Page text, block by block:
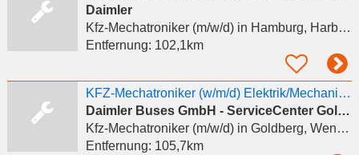
Daimler
Kfz-Mechatroniker (m/w/d)in Hamburg, Harburg
Entfernung: 102,1km
KFZ-Mechatroniker (w/m/d) Elektrik/Mechanik für Nutzfahrzeugtechnik
Daimler Buses GmbH - ServiceCenter Goldberg
Kfz-Mechatroniker (m/w/d)in Goldberg, Wendisch Waren
Entfernung: 105,7km